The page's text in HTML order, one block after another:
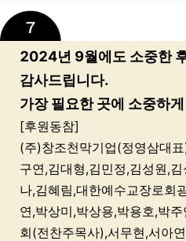
2024년 9월에도 소중한
감사드립니다.
가장 필요한 곳에 소중하
[후원동참]
(주)창조천막기업(정영삼대
구연,김대형,김민정,김성원,
나,김혜림,대한예수교장로회
연,박상미,박상용,박용호,박
회(전찬주목사),서무현,서아